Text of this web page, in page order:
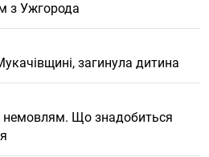
з Ужгорода
загинула дитина
немовлям. Що знадобиться